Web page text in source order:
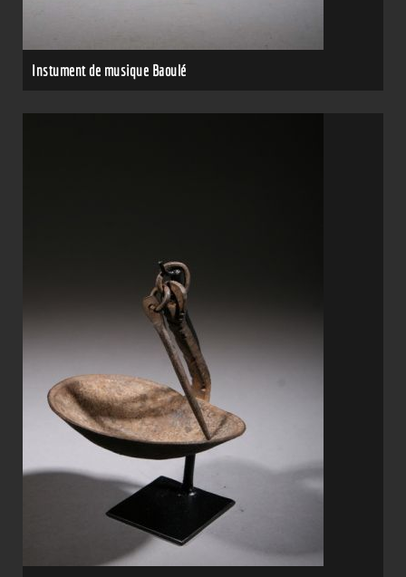
Instument de musique Baoulé